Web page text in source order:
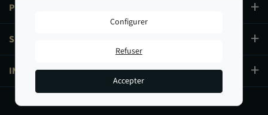
99,90 €
PRODUITS
SERVICES
INFORMATIONS
Configurer
Refuser
Accepter